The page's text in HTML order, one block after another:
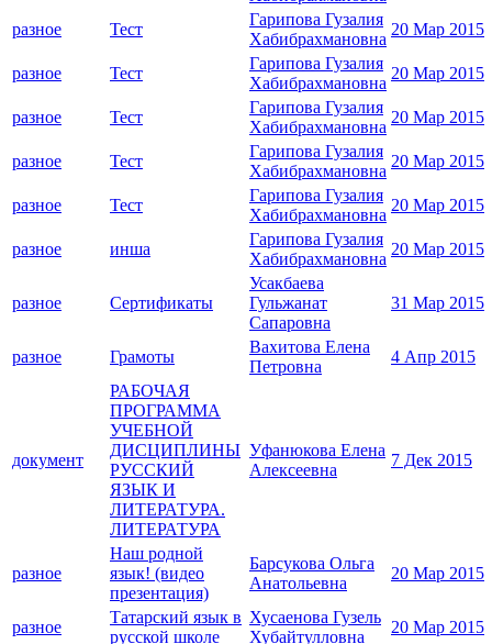
разное Тест
Гарипова Гузалия
Хабибрахмановна
20 Мар 2015
разное Тест
Гарипова Гузалия
Хабибрахмановна
20 Мар 2015
разное Тест
Гарипова Гузалия
Хабибрахмановна
20 Мар 2015
разное Тест
Гарипова Гузалия
Хабибрахмановна
20 Мар 2015
разное Тест
Гарипова Гузалия
Хабибрахмановна
20 Мар 2015
разное инша
Гарипова Гузалия
Хабибрахмановна
20 Мар 2015
разное Сертификаты
Усакбаева
Гульжанат
Сапаровна
31 Мар 2015
разное Грамоты
Вахитова Елена
Петровна
4 Апр 2015
документ
РАБОЧАЯ
ПРОГРАММА
УЧЕБНОЙ
ДИСЦИПЛИНЫ
РУССКИЙ
ЯЗЫК И
ЛИТЕРАТУРА.
ЛИТЕРАТУРА
Уфанюкова Елена
Алексеевна
7 Дек 2015
разное
Наш родной
язык! (видео
презентация)
Барсукова Ольга
Анатольевна
20 Мар 2015
разное
Татарский язык в
русской школе
Хусаенова Гузель
Хубайтулловна
20 Мар 2015